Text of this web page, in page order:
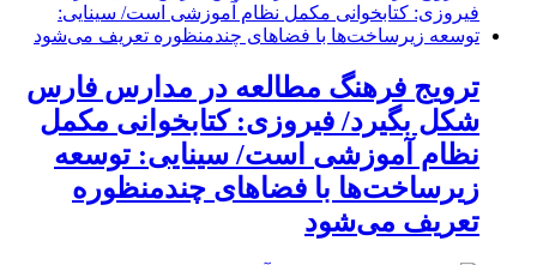
ترویج فرهنگ مطالعه در مدارس فارس
شکل بگیرد/ فیروزی: کتابخوانی مکمل
نظام آموزشی است/ سینایی: توسعه
زیرساخت‌ها با فضاهای چندمنظوره
تعریف می‌شود